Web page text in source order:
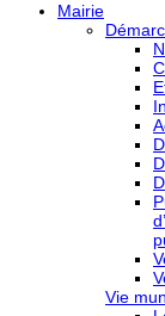
Mairie
Vie